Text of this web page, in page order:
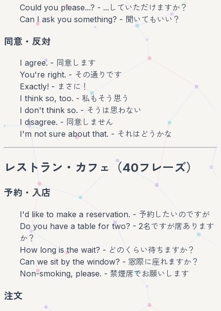
Could you please...? - ...していただけますか？
Can I ask you something? - 聞いてもいい？
同意・反対
I agree. - 同意します
You're right. - その通りです
Exactly! - まさに！
I think so, too. - 私もそう思う
I don't think so. - そうは思わない
I disagree. - 同意しません
I'm not sure about that. - それはどうかな
レストラン・カフェ（40フレーズ）
予約・入店
I'd like to make a reservation. - 予約したいのですが
Do you have a table for two? - 2名ですが席あります
か？
How long is the wait? - どのくらい待ちますか？
Can we sit by the window? - 窓際に座れますか？
Non-smoking, please. - 禁煙席でお願いします
注文